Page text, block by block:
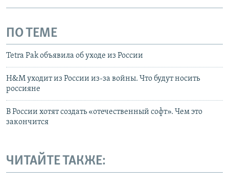
ПО ТЕМЕ
Tetra Pak объявила об уходе из России
H&M уходит из России из-за войны. Что будут носить
россияне
В России хотят создать «отечественный софт». Чем это
закончится
ЧИТАЙТЕ ТАКЖЕ: